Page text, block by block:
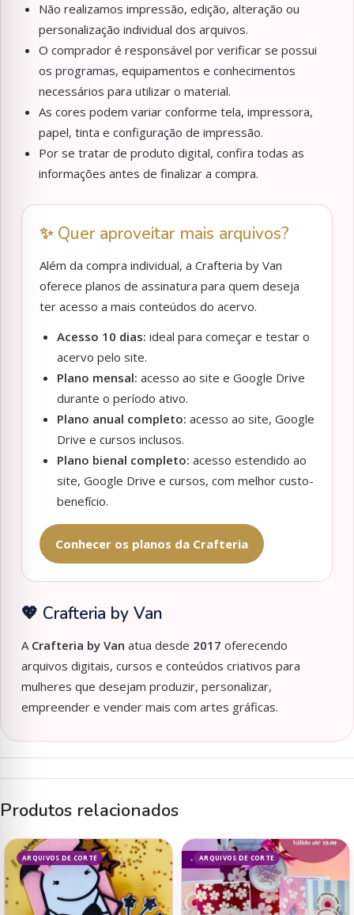
Não realizamos impressão, edição, alteração ou
personalização individual dos arquivos.
O comprador é responsável por verificar se possui
os programas, equipamentos e conhecimentos
necessários para utilizar o material.
As cores podem variar conforme tela, impressora,
papel, tinta e configuração de impressão.
Por se tratar de produto digital, confira todas as
informações antes de finalizar a compra.
✨ Quer aproveitar mais arquivos?
Além da compra individual, a Crafteria by Van
oferece planos de assinatura para quem deseja
ter acesso a mais conteúdos do acervo.
Acesso 10 dias: ideal para começar e testar o
acervo pelo site.
Plano mensal: acesso ao site e Google Drive
durante o período ativo.
Plano anual completo: acesso ao site, Google
Drive e cursos inclusos.
Plano bienal completo: acesso estendido ao
site, Google Drive e cursos, com melhor custo-
benefício.
Conhecer os planos da Crafteria
💖 Crafteria by Van
A Crafteria by Van atua desde 2017 oferecendo
arquivos digitais, cursos e conteúdos criativos para
mulheres que desejam produzir, personalizar,
empreender e vender mais com artes gráficas.
Produtos relacionados
ARQUIVOS DE CORTE ARQUIVOS DE CORTE
- 85%